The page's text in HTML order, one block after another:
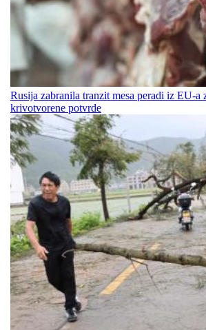
Rusija zabranila tranzit mesa peradi iz EU-a
krivotvorene potvrde